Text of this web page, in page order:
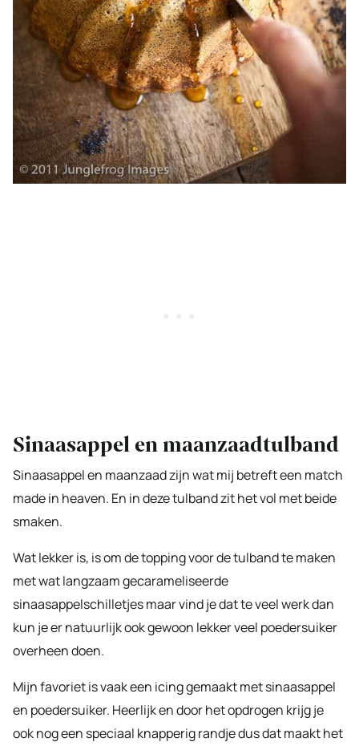
Sinaasappel en maanzaadtulband
Sinaasappel en maanzaad zijn wat mij betreft een match
made in heaven. En in deze tulband zit het vol met beide
smaken.
Wat lekker is, is om de topping voor de tulband te maken
met wat langzaam gecarameliseerde
sinaasappelschilletjes maar vind je dat te veel werk dan
kun je er natuurlijk ook gewoon lekker veel poedersuiker
overheen doen.
Mijn favoriet is vaak een icing gemaakt met sinaasappel
en poedersuiker. Heerlijk en door het opdrogen krijg je
ook nog een speciaal knapperig randje dus dat maakt het